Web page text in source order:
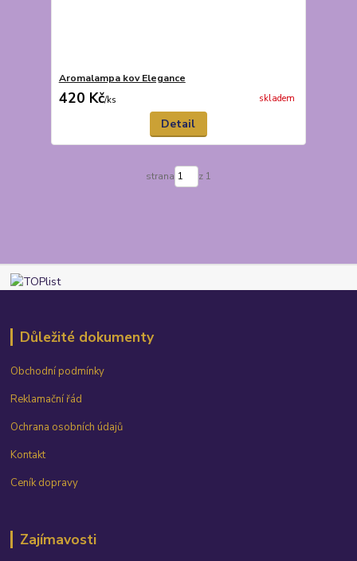
Aromalampa kov Elegance
420 Kč/ks skladem
Detail
strana z 1
Důležité dokumenty
Obchodní podmínky
Reklamační řád
Ochrana osobních údajů
Kontakt
Ceník dopravy
Zajímavosti